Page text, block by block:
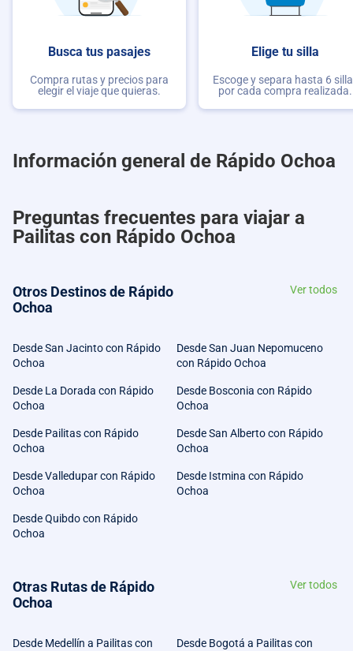
Busca tus pasajes
Compra rutas y precios para
elegir el viaje que quieras.
Elige tu silla
Escoge y separa hasta 6
por cada compra realizada.
Información general de Rápido Ochoa
Preguntas frecuentes para viajar a
Pailitas con Rápido Ochoa
Otros Destinos de Rápido
Ochoa
Ver todos
Desde San Jacinto con Rápido
Ochoa
Desde San Juan Nepomuceno
con Rápido Ochoa
Desde La Dorada con Rápido
Ochoa
Desde Bosconia con Rápido
Ochoa
Desde Pailitas con Rápido
Ochoa
Desde San Alberto con Rápido
Ochoa
Desde Valledupar con Rápido
Ochoa
Desde Istmina con Rápido
Ochoa
Desde Quibdo con Rápido
Ochoa
Otras Rutas de Rápido
Ochoa
Ver todos
Desde Medellín a Pailitas con
Desde Bogotá a Pailitas con